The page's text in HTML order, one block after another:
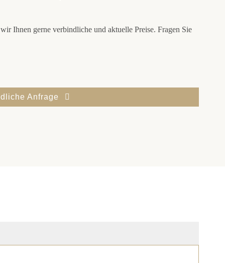
Ihnen gerne verbindliche und aktuelle Preise. Fragen Sie
Anfrage